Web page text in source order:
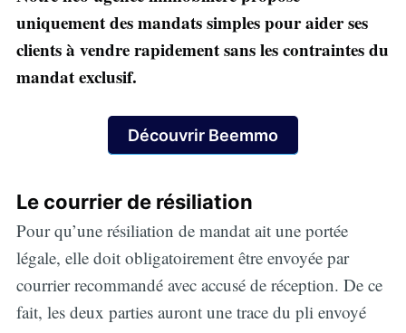
uniquement des mandats simples pour aider ses
clients à vendre rapidement sans les contraintes du
mandat exclusif.
Découvrir Beemmo
Le courrier de résiliation
Pour qu’une résiliation de mandat ait une portée
légale, elle doit obligatoirement être envoyée par
courrier recommandé avec accusé de réception. De ce
fait, les deux parties auront une trace du pli envoyé